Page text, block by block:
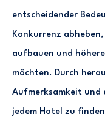
entscheidender
Konkurrenz
aufbauen und
möchten. Durch
Aufmerksamkeit und
jedem Hotel zu